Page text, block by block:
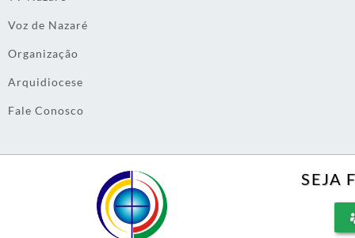
Voz de Nazaré
Organização
Arquidiocese
Fale Conosco
SEJA